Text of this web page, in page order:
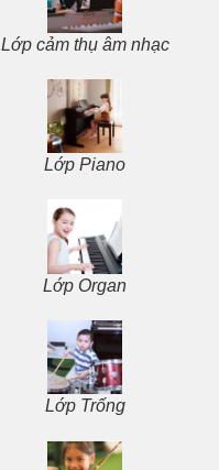
Lớp cảm thụ âm nhạc
Lớp Piano
Lớp Organ
Lớp Trống